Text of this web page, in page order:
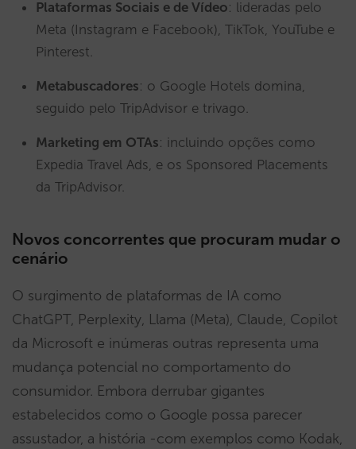
Plataformas Sociais e de Vídeo: lideradas pelo
Meta (Instagram e Facebook), TikTok, YouTube e
Pinterest.
Metabuscadores: o Google Hotels domina,
seguido pelo TripAdvisor e trivago.
Marketing em OTAs: incluindo opções como
Expedia Travel Ads, e os Sponsored Placements
da TripAdvisor.
Novos concorrentes que procuram mudar o
cenário
O surgimento de plataformas de IA como
ChatGPT, Perplexity, Llama (Meta), Claude, Copilot
da Microsoft e inúmeras outras representa uma
mudança potencial no comportamento do
consumidor. Embora derrubar gigantes
estabelecidos como o Google possa parecer
assustador, a história -com exemplos como Kodak,